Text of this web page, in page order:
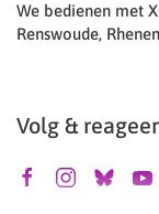
We bedienen met
Renswoude,
Volg & reageer